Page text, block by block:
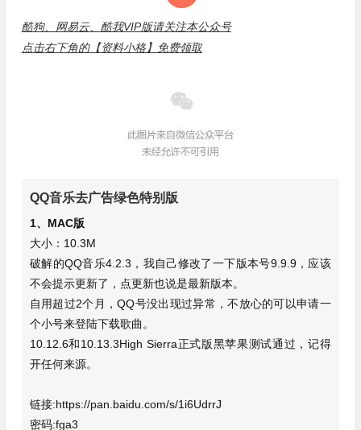
酷狗、网易云、酷我VIP版请关注本公众号
点击右下角的【资料小格】免费领取
QQ音乐去广告绿色特别版
1、MAC版
大小：10.3M
破解的QQ音乐4.2.3，我自己修改了一下版本号9.9.9，应该
不会提示更新了，点更新也说是最新版本。
自用超过2个月，QQ号没出现过异常，不放心的可以申请一
个小号来登陆下载歌曲。
10.12.6和10.13.3High Sierra正式版黑苹果测试通过，记得
开任何来源。
链接:https://pan.baidu.com/s/1i6UdrrJ
密码:fga3